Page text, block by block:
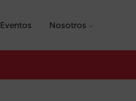
Eventos Nosotros